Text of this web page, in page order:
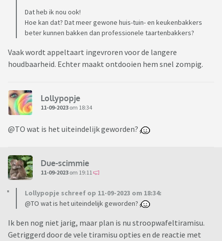
Dat heb ik nou ook!
Hoe kan dat? Dat meer gewone huis-tuin- en keukenbakkers
beter kunnen bakken dan professionele taartenbakkers?
Vaak wordt appeltaart ingevroren voor de langere
houdbaarheid. Echter maakt ontdooien hem snel zompig.
Lollypopje
11-09-2023 om 18:34
@TO wat is het uiteindelijk geworden?
Due-scimmie
11-09-2023 om 19:11
Lollypopje schreef op 11-09-2023 om 18:34:
@TO wat is het uiteindelijk geworden?
Ik ben nog niet jarig, maar plan is nu stroopwafeltiramisu.
Getriggerd door de vele tiramisu opties en de reactie met